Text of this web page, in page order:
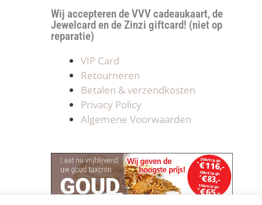
Wij accepteren de VVV cadeaukaart, de
Jewelcard en de Zinzi giftcard! (niet op
reparatie)
VIP Card
Retourneren
Betalen & verzendkosten
Privacy Policy
Algemene Voorwaarden